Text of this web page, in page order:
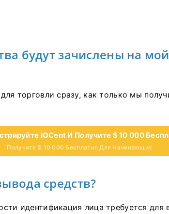
будут зачислены на
торговли сразу, как только мы
IQCent И Получите $ 10 000
Получите $ 10 000 Бесплатно Для Начинающих
средств?
идентификация лица требуется для